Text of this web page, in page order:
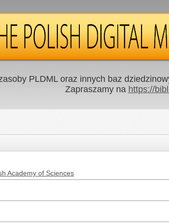
PLDML oraz innych baz
Zapraszamy na https://
Academy of Sciences